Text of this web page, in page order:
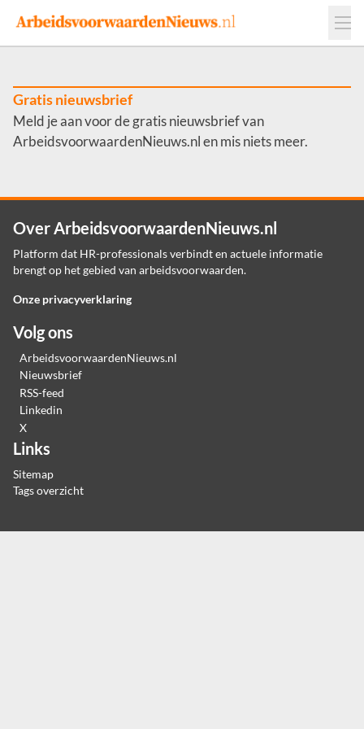
Events
Adverteren
Werkgevers
Contact
Gratis nieuwsbrief
Meld je aan voor de gratis nieuwsbrief van
ArbeidsvoorwaardenNieuws.nl en mis niets meer.
Over ArbeidsvoorwaardenNieuws.nl
Platform dat HR-professionals verbindt en actuele informatie
brengt op het gebied van arbeidsvoorwaarden.
Onze privacyverklaring
Volg ons
ArbeidsvoorwaardenNieuws.nl
Nieuwsbrief
RSS-feed
Linkedin
X
Links
Sitemap
Tags overzicht